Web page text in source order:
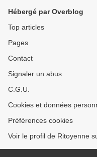
Hébergé par Overblog
Top articles
Pages
Contact
Signaler un abus
C.G.U.
Cookies et données
Préférences cookies
Voir le profil de Ritoyenne